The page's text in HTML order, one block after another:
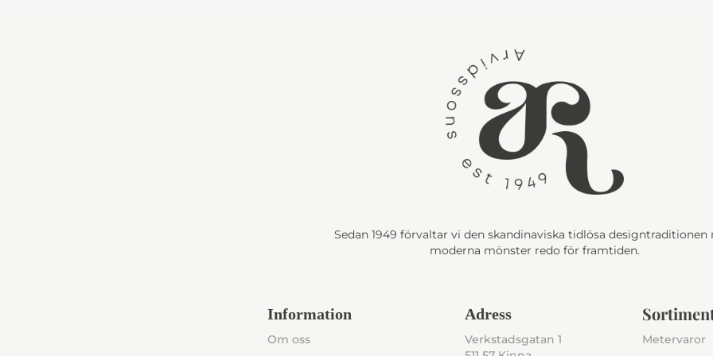
Sedan 1949 förvaltar vi den skandinaviska tidlösa designtraditionen
moderna mönster redo för framtiden.
Information
Om oss
Adress
Verkstadsgatan 1
Metervaror